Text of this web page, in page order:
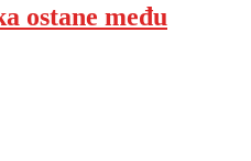
ostane među